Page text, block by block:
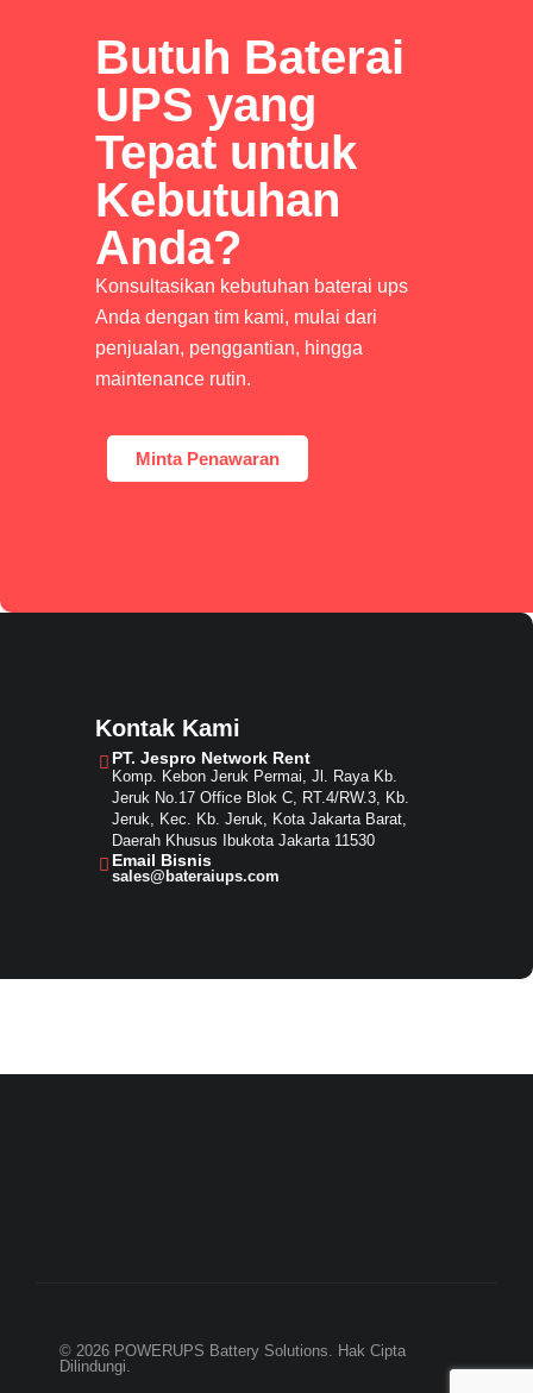
Butuh Baterai
UPS yang
Tepat untuk
Kebutuhan
Anda?
Konsultasikan kebutuhan baterai ups
Anda dengan tim kami, mulai dari
penjualan, penggantian, hingga
maintenance rutin.
Minta Penawaran
Kontak Kami
PT. Jespro Network Rent​
Komp. Kebon Jeruk Permai, Jl. Raya Kb.
Jeruk No.17 Office Blok C, RT.4/RW.3, Kb.
Jeruk, Kec. Kb. Jeruk, Kota Jakarta Barat,
Daerah Khusus Ibukota Jakarta 11530
Email Bisnis​
sales@bateraiups.com
© 2026 POWERUPS Battery Solutions. Hak Cipta
Dilindungi.